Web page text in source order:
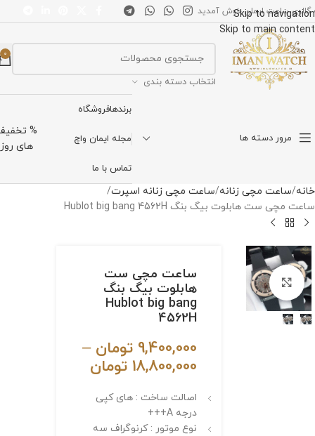
Skip to navigation
Skip to main content
گالری ساعت ایمان خوش آمدید
انتخاب دسته بندی
0
مرور دسته ها
برندهافروشگاه
مجله ایمان واچ
تماس با ما
%
های روز
خانه ساعت مچی زنانه ساعت مچی زنانه اسپرت
ساعت مچی ست هابلوت بیگ بنگ Hublot big bang 4562H
برای بزرگنمایی کلیک کنیدساعت مچی ست
هابلوت بیگ بنگ
Hublot big bang
4562H
9,400,000 تومان –
18,800,000 تومان
اصالت ساخت : های کپی
درجه A+++
نوع موتور : کرنوگراف سه